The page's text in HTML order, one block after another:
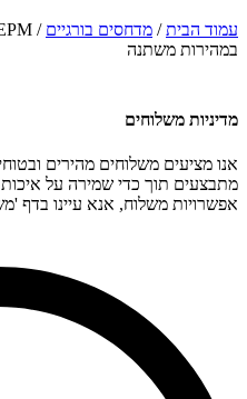
עמוד הבית/ מדחסים בורגיים
במהירות משתנה
מדיניות משלוחים
אנו מציעים משלוחים מהירים
מתבצעים תוך כדי שמירה על
אפשרויות משלוח, אנא עיינו בדף